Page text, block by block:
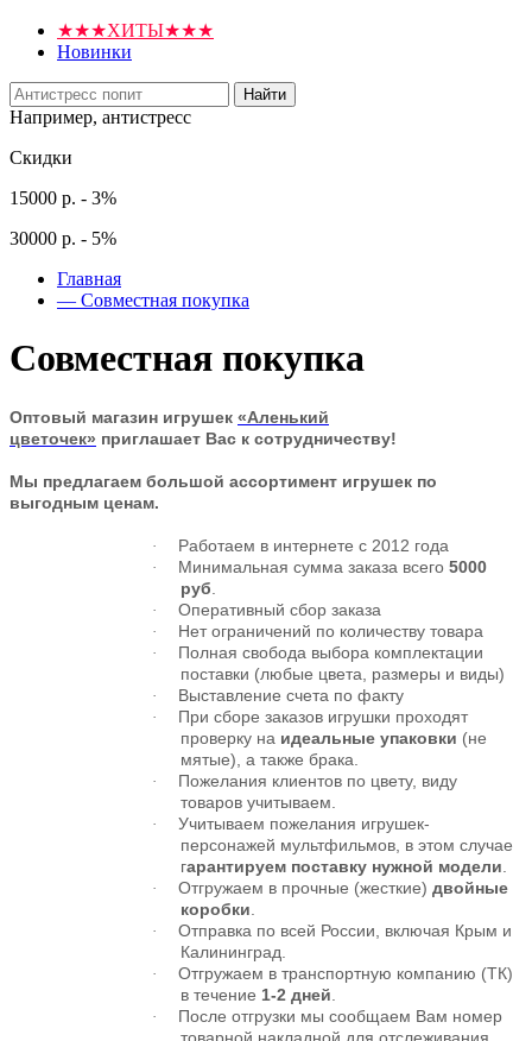
★★★ХИТЫ★★★
Новинки
Найти
Например, антистресс
Скидки
15000 р. - 3%
30000 р. - 5%
Главная
— Совместная покупка
Совместная покупка
Оптовый магазин игрушек «Аленький
цветочек» приглашает Вас к сотрудничеству!
Мы предлагаем большой ассортимент игрушек по
выгодным ценам.
· Работаем в интернете с 2012 года
· Минимальная сумма заказа всего 5000
руб
· Оперативный сбор заказа
· Нет ограничений по количеству товара
·
Полная свобода выбора комплектации
поставки (любые цвета, размеры и виды)
· Выставление счета по факту
·
При сборе заказов игрушки проходят
проверку на идеальные упаковки (не
мятые), а также брака.
·
Пожелания клиентов по цвету, виду
товаров учитываем.
·
Учитываем пожелания игрушек-
персонажей мультфильмов, в этом случае
гарантируем поставку нужной модели
· Отгружаем в прочные (жесткие) двойные
коробки
·
Отправка по всей России, включая Крым и
Калининград.
·
Отгружаем в транспортную компанию (ТК)
в течение 1-2 дней
·
После отгрузки мы сообщаем Вам номер